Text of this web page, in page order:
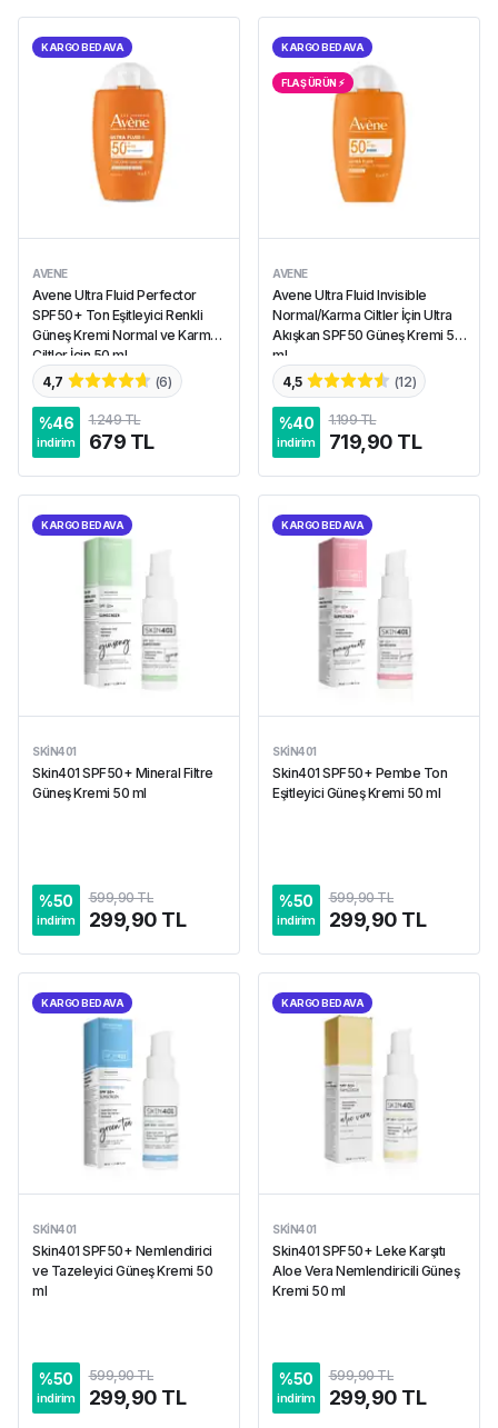
KARGO BEDAVA
AVENE
Avene Ultra Fluid Perfector
SPF50+ Ton Eşitleyici Renkli
Güneş Kremi Normal ve Karma
Ciltler İçin 50 ml
4,7
(6)
%46
indirim
1.249 TL
679 TL
KARGO BEDAVA
FLAŞ ÜRÜN ⚡︎
AVENE
Avene Ultra Fluid Invisible
Normal/Karma Ciltler İçin Ultra
Akışkan SPF50 Güneş Kremi 50
ml
4,5
(12)
%40
indirim
1.199 TL
719,90 TL
KARGO BEDAVA
SKIN401
Skin401 SPF50+ Mineral Filtre
Güneş Kremi 50 ml
%50
indirim
599,90 TL
299,90 TL
KARGO BEDAVA
SKIN401
Skin401 SPF50+ Pembe Ton
Eşitleyici Güneş Kremi 50 ml
%50
indirim
599,90 TL
299,90 TL
KARGO BEDAVA
SKIN401
Skin401 SPF50+ Nemlendirici
ve Tazeleyici Güneş Kremi 50
ml
%50
indirim
599,90 TL
299,90 TL
KARGO BEDAVA
SKIN401
Skin401 SPF50+ Leke Karşıtı
Aloe Vera Nemlendiricili Güneş
Kremi 50 ml
%50
indirim
599,90 TL
299,90 TL